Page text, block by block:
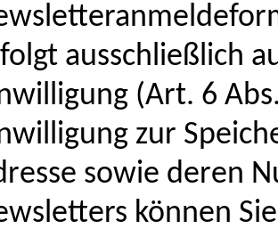
ausschließlich
(Art. 6
zur
sowie deren
können